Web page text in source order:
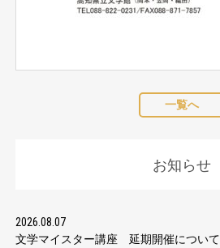
一覧へ
お知らせ
2026.08.07
文学マイスター講座 延期開催について